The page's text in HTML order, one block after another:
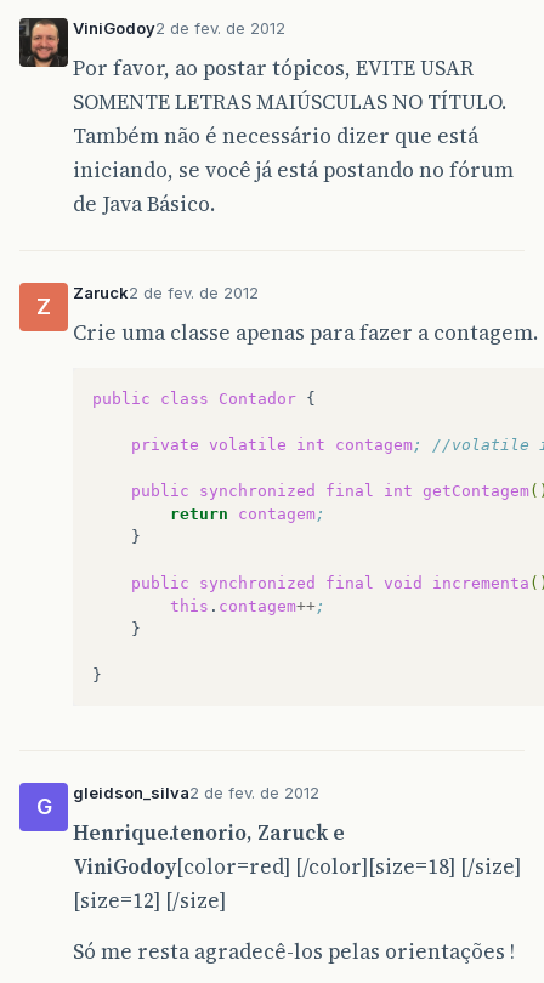
ViniGodoy2 de fev. de 2012
Por favor, ao postar tópicos, EVITE USAR
SOMENTE LETRAS MAIÚSCULAS NO TÍTULO.
Também não é necessário dizer que está
iniciando, se você já está postando no fórum
de Java Básico.
Z
Zaruck2 de fev. de 2012
Crie uma classe apenas para fazer a contagem.
public class Contador {
private volatile int contagem; //volatile
public synchronized final int getContagem
return
contagem;
}
public synchronized final void incrementa
this . contagem++;
G
gleidson_silva2 de fev. de 2012
Henrique.tenorio, Zaruck e
ViniGodoy[color=red] [/color][size=18] [/size]
[size=12] [/size]
Só me resta agradecê-los pelas orientações !